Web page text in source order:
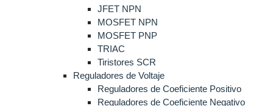
JFET NPN
MOSFET NPN
MOSFET PNP
TRIAC
Tiristores SCR
Reguladores de Voltaje
Reguladores de Coeficiente Positivo
Reguladores de Coeficiente Negativo